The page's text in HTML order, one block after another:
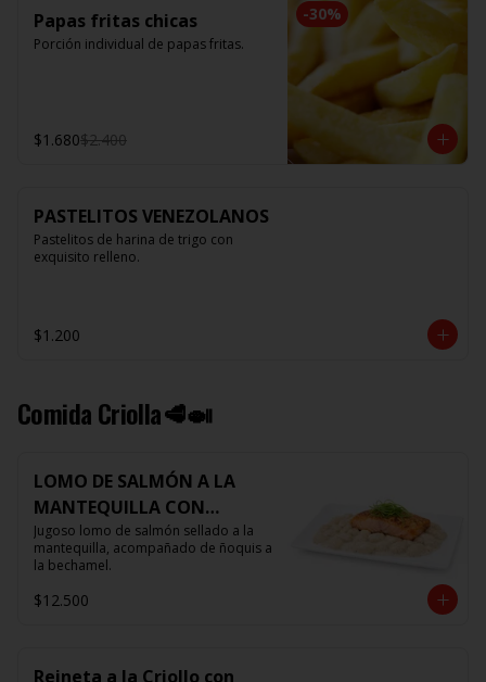
-30%
Papas fritas chicas
Porción individual de papas fritas.
$1.680$2.400
PASTELITOS VENEZOLANOS
Pastelitos de harina de trigo con
exquisito relleno.
$1.200
Comida Criolla🥩🍛
LOMO DE SALMÓN A LA
MANTEQUILLA CON
ÑOQUIS 🧈
Jugoso lomo de salmón sellado a la
mantequilla, acompañado de ñoquis a
la bechamel.
$12.500
Reineta a la Criollo con